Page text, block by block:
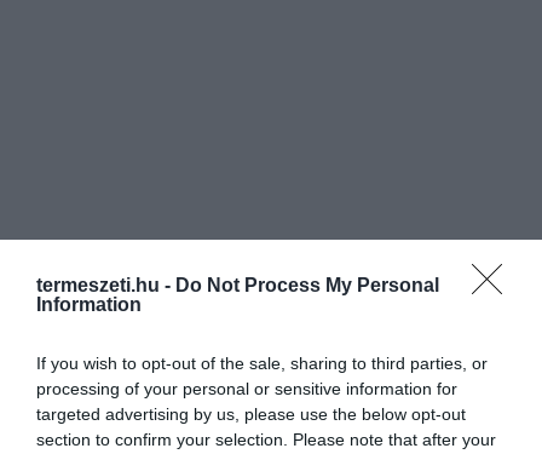
termeszeti.hu - Do Not Process My Personal
Information
If you wish to opt-out of the sale, sharing to third parties, or
processing of your personal or sensitive information for
targeted advertising by us, please use the below opt-out
section to confirm your selection. Please note that after your